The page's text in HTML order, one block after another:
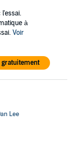
l'essai.
à
Voir
gratuitement
Lee